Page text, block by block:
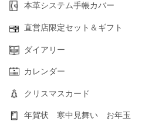
本革システム手帳カバー
直営店限定セット＆ギフト
ダイアリー
カレンダー
クリスマスカード
年賀状 寒中見舞い お年玉